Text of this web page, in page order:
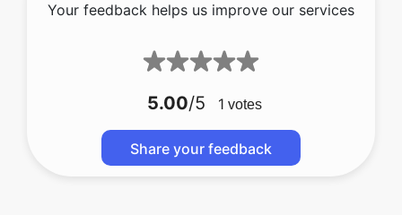
Your feedback helps us improve our services
5.00/5 1 votes
Share your feedback